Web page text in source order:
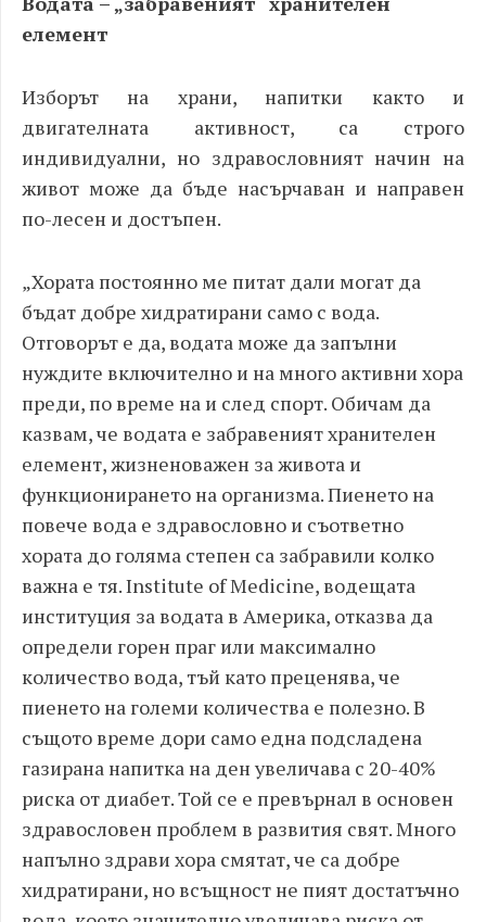
елемент
Изборът на храни, напитки както и
двигателната активност, са строго
индивидуални, но здравословният начин на
живот може да бъде насърчаван и направен
по-лесен и достъпен.
„Хората постоянно ме питат дали могат да
бъдат добре хидратирани само с вода.
Отговорът е да, водата може да запълни
нуждите включително и на много активни хора
преди, по време на и след спорт. Обичам да
казвам, че водата е забравеният хранителен
елемент, жизненоважен за живота и
функционирането на организма. Пиенето на
повече вода е здравословно и съответно
хората до голяма степен са забравили колко
важна е тя. Institute of Medicine, водещата
институция за водата в Америка, отказва да
определи горен праг или максимално
количество вода, тъй като преценява, че
пиенето на големи количества е полезно. В
същото време дори само една подсладена
газирана напитка на ден увеличава с 20-40%
риска от диабет. Той се е превърнал в основен
здравословен проблем в развития свят. Много
напълно здрави хора смятат, че са добре
хидратирани, но всъщност не пият достатъчно